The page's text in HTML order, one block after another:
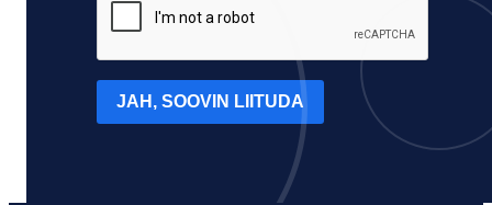
JAH, SOOVIN LIITUDA